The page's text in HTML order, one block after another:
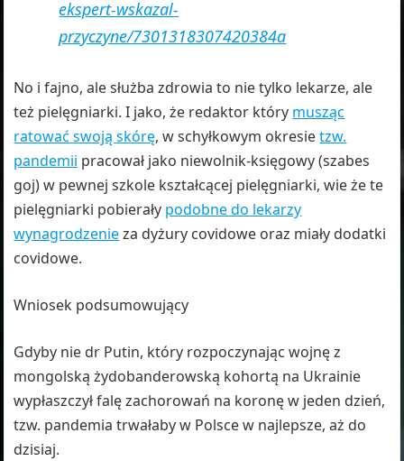
ekspert-wskazal-
przyczyne/7301318307420384a
No i fajno, ale służba zdrowia to nie tylko lekarze, ale
też pielęgniarki. I jako, że redaktor który musząc
ratować swoją skórę, w schyłkowym okresietzw.
pandemii pracował jako niewolnik-księgowy (szabes
goj) w pewnej szkole kształcącej pielęgniarki, wie że te
pielęgniarki pobierały podobne do lekarzy
wynagrodzenieza dyżury covidowe oraz miały dodatki
covidowe.
Wniosek podsumowujący
Gdyby nie dr Putin, który rozpoczynając wojnę z
mongolską żydobanderowską kohortą na Ukrainie
wypłaszczył falę zachorowań na koronę w jeden dzień,
tzw. pandemia trwałaby w Polsce w najlepsze, aż do
dzisiaj.